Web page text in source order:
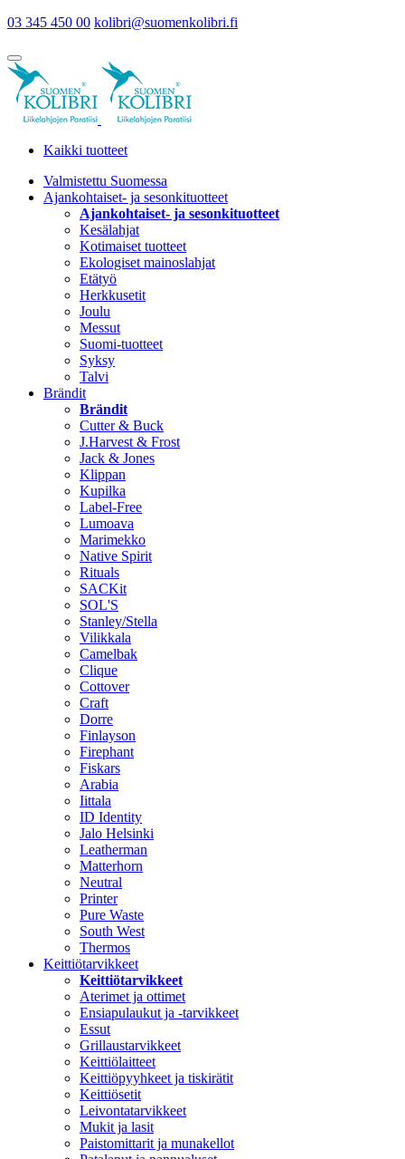
03 345 450 00 kolibri@suomenkolibri.fi
Kaikki tuotteet
Valmistettu Suomessa
Ajankohtaiset- ja sesonkituotteet
Ajankohtaiset- ja sesonkituotteet
Kesälahjat
Kotimaiset tuotteet
Ekologiset mainoslahjat
Etätyö
Herkkusetit
Joulu
Messut
Suomi-tuotteet
Syksy
Talvi
Brändit
Brändit
Cutter & Buck
J.Harvest & Frost
Jack & Jones
Klippan
Kupilka
Label-Free
Lumoava
Marimekko
Native Spirit
Rituals
SACKit
SOL'S
Stanley/Stella
Vilikkala
Camelbak
Clique
Cottover
Craft
Dorre
Finlayson
Firephant
Fiskars
Arabia
Iittala
ID Identity
Jalo Helsinki
Leatherman
Matterhorn
Neutral
Printer
Pure Waste
South West
Thermos
Keittiötarvikkeet
Keittiötarvikkeet
Aterimet ja ottimet
Ensiapulaukut ja -tarvikkeet
Essut
Grillaustarvikkeet
Keittiölaitteet
Keittiöpyyhkeet ja tiskirätit
Keittiösetit
Leivontatarvikkeet
Mukit ja lasit
Paistomittarit ja munakellot